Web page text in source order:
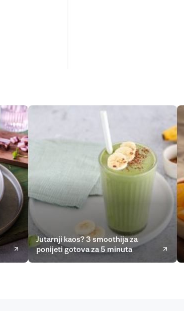
Jutarnji kaos? 3 smoothija za
ponijeti gotova za 5 minuta